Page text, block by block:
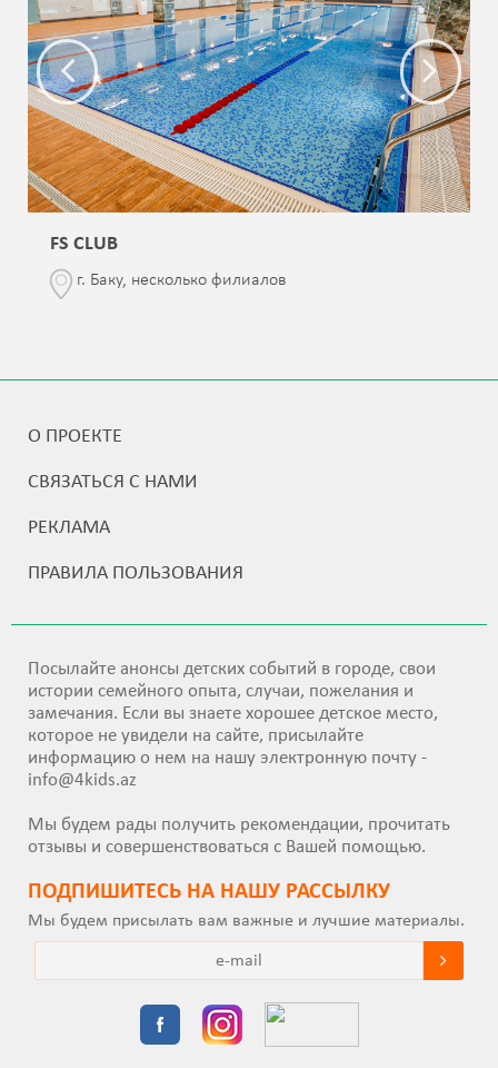
FS CLUB
г. Баку, несколько филиалов
О ПРОЕКТЕ
СВЯЗАТЬСЯ С НАМИ
РЕКЛАМА
ПРАВИЛА ПОЛЬЗОВАНИЯ
Посылайте анонсы детских событий в городе, свои
истории семейного опыта, случаи, пожелания и
замечания. Если вы знаете хорошее детское место,
которое не увидели на сайте, присылайте
информацию о нем на нашу электронную почту -
info@4kids.az
Мы будем рады получить рекомендации, прочитать
отзывы и совершенствоваться с Вашей помощью.
ПОДПИШИТEСЬ НА НАШУ РАССЫЛКУ
Мы будем присылать вам важные и лучшие материалы.